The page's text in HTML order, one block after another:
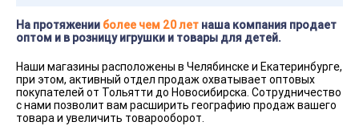
На протяжении более чем 20 лет наша компания продает
оптом и в розницу игрушки и товары для детей.
Наши магазины расположены в Челябинске и Екатеринбурге,
при этом, активный отдел продаж охватывает оптовых
покупателей от Тольятти до Новосибирска. Сотрудничество
с нами позволит вам расширить географию продаж вашего
товара и увеличить товарооборот.